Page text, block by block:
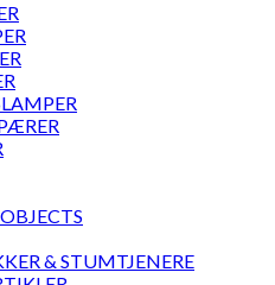
& STUMTJENERE